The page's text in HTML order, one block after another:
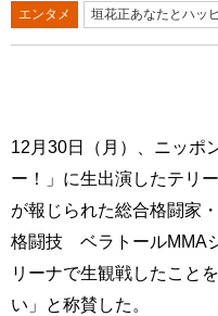
エンタメ 垣花正あなたとハッ
12月30日（月）、ニッ
ー！」に生出演したテリ
が報じられた総合格闘家
格闘技 ベラトールMMA
リーナで生観戦したこと
い」と称賛した。